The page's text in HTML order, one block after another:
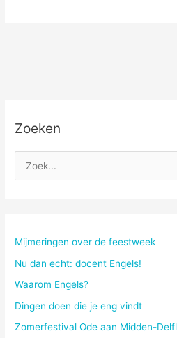
Zoeken
o
r
:
Mijmeringen over de feestweek
Nu dan echt: docent Engels!
Waarom Engels?
Dingen doen die je eng vindt
Zomerfestival Ode aan Midden-